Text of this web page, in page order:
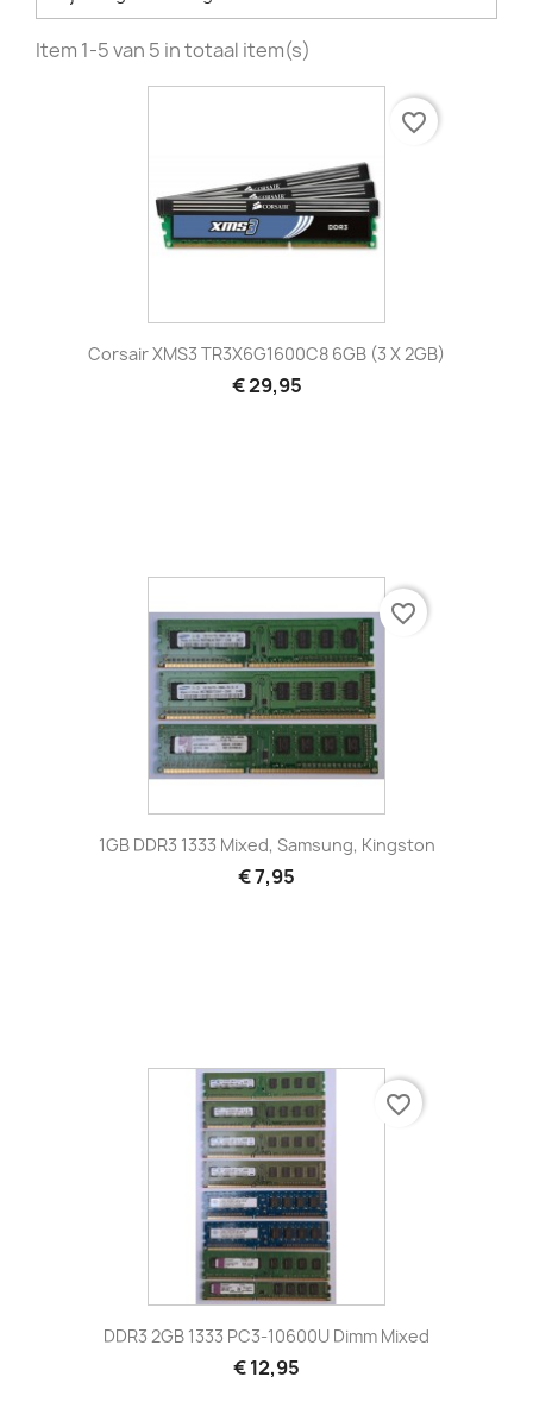
Item 1-5 van 5 in totaal item(s)
Corsair XMS3 TR3X6G1600C8 6GB (3 X 2GB)
€ 29,95
favorite_border
1GB DDR3 1333 Mixed, Samsung, Kingston
€ 7,95
favorite_border
DDR3 2GB 1333 PC3-10600U Dimm Mixed
€ 12,95
favorite_border